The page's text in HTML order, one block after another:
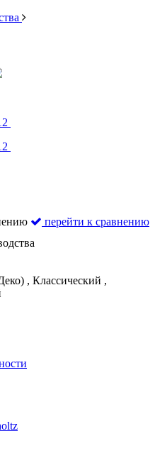
перейти к сравнению
, Классический ,